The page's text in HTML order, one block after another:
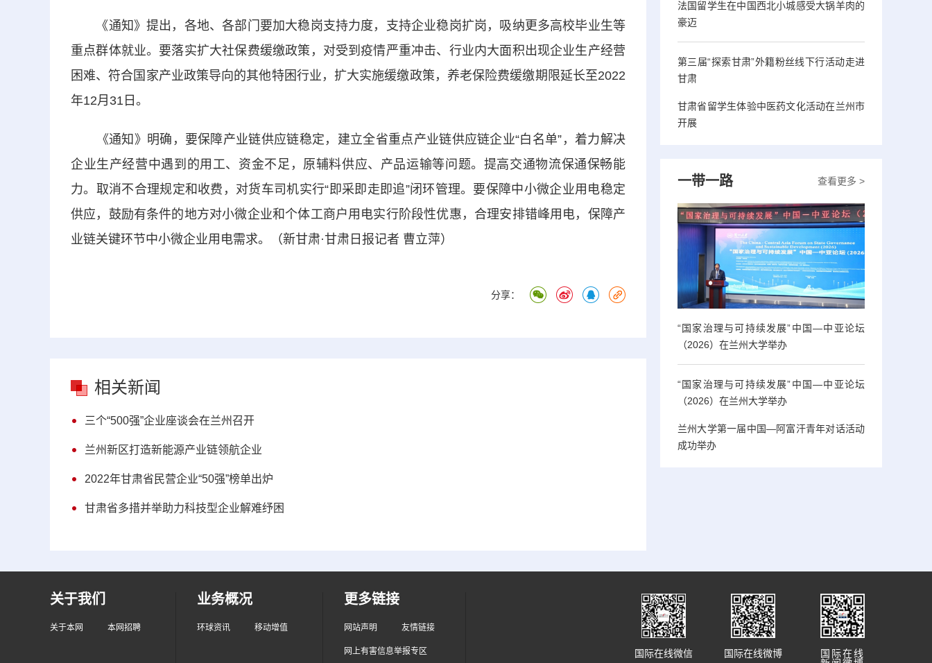
《通知》提出，各地、各部门要加大稳岗支持力度，支持企业稳岗扩岗，吸纳更多高校毕业生等
重点群体就业。要落实扩大社保费缓缴政策，对受到疫情严重冲击、行业内大面积出现企业生产经营
困难、符合国家产业政策导向的其他特困行业，扩大实施缓缴政策，养老保险费缓缴期限延长至2022
年12月31日。
《通知》明确，要保障产业链供应链稳定，建立全省重点产业链供应链企业“白名单”，着力解决
企业生产经营中遇到的用工、资金不足，原辅料供应、产品运输等问题。提高交通物流保通保畅能
力。取消不合理规定和收费，对货车司机实行“即采即走即追”闭环管理。要保障中小微企业用电稳定
供应，鼓励有条件的地方对小微企业和个体工商户用电实行阶段性优惠，合理安排错峰用电，保障产
业链关键环节中小微企业用电需求。（新甘肃·甘肃日报记者 曹立萍）
分享：
相关新闻
三个“500强”企业座谈会在兰州召开
兰州新区打造新能源产业链领航企业
2022年甘肃省民营企业“50强”榜单出炉
甘肃省多措并举助力科技型企业解难纾困
法国留学生在中国西北小城感受大锅羊肉的
豪迈
第三届“探索甘肃”外籍粉丝线下行活动走进
甘肃
甘肃省留学生体验中医药文化活动在兰州市
开展
查看更多 >
一带一路
“国家治理与可持续发展”中国—中亚论坛
（2026）在兰州大学举办
“国家治理与可持续发展”中国—中亚论坛
（2026）在兰州大学举办
兰州大学第一届中国—阿富汗青年对话活动
成功举办
关于我们
关于本网 本网招聘
业务概况
环球资讯 移动增值
更多链接
网站声明 友情链接
网上有害信息举报专区
国际在线
国际在线微博
国际在线微信